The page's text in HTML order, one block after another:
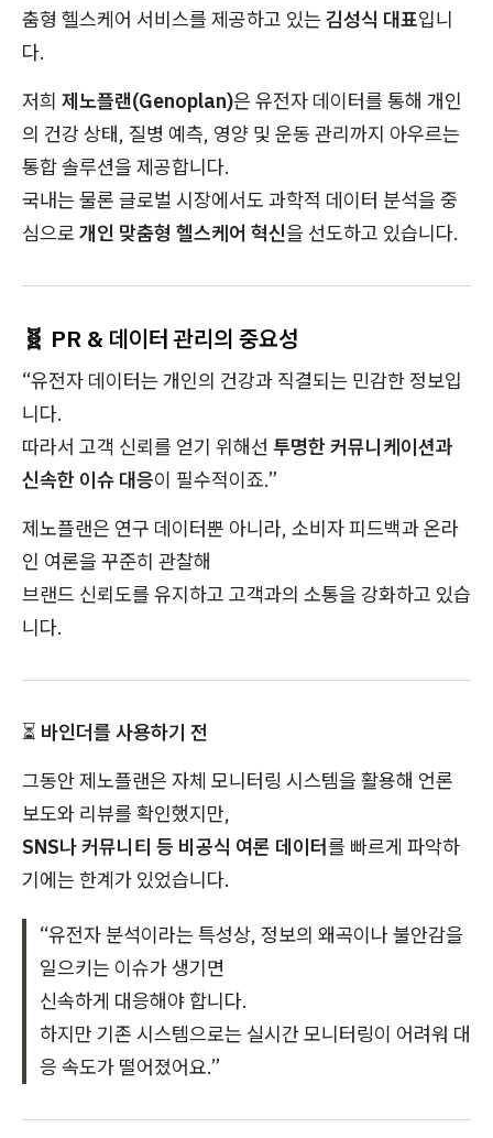
춤형 헬스케어 서비스를 제공하고 있는 김성식 대표입니
다.
저희 제노플랜(Genoplan)은 유전자 데이터를 통해 개인
의 건강 상태, 질병 예측, 영양 및 운동 관리까지 아우르는
통합 솔루션을 제공합니다.
국내는 물론 글로벌 시장에서도 과학적 데이터 분석을 중
심으로 개인 맞춤형 헬스케어 혁신을 선도하고 있습니다.
🧬 PR & 데이터 관리의 중요성
“유전자 데이터는 개인의 건강과 직결되는 민감한 정보입
니다.
따라서 고객 신뢰를 얻기 위해선 투명한 커뮤니케이션과
신속한 이슈 대응이 필수적이죠.”
제노플랜은 연구 데이터뿐 아니라, 소비자 피드백과 온라
인 여론을 꾸준히 관찰해
브랜드 신뢰도를 유지하고 고객과의 소통을 강화하고 있습
니다.
⏳ 바인더를 사용하기 전
그동안 제노플랜은 자체 모니터링 시스템을 활용해 언론
보도와 리뷰를 확인했지만,
SNS나 커뮤니티 등 비공식 여론 데이터를 빠르게 파악하
기에는 한계가 있었습니다.
“유전자 분석이라는 특성상, 정보의 왜곡이나 불안감을
일으키는 이슈가 생기면
신속하게 대응해야 합니다.
하지만 기존 시스템으로는 실시간 모니터링이 어려워 대
응 속도가 떨어졌어요.”